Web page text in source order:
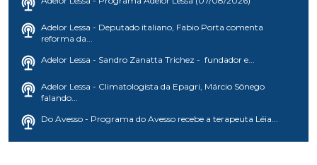
Adelor Lessa - Deputado italiano, Fabio Porta comenta
reforma da...
Adelor Lessa - Sandro Zanatta Trichez - fundador e...
Adelor Lessa - Climatologista da Epagri, Márcio Sônego
falando...
Do Avesso - Programa do Avesso recebe a terapeuta Léia...